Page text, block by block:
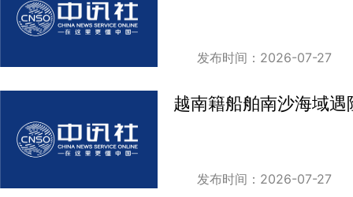
发布时间：2026-07-27
越南籍船舶南沙海域
发布时间：2026-07-27